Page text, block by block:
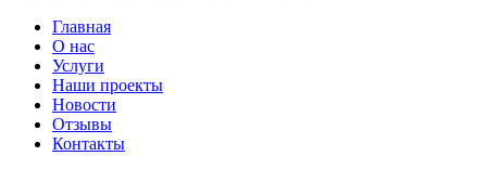
Главная
О нас
Услуги
Наши проекты
Новости
Отзывы
Контакты